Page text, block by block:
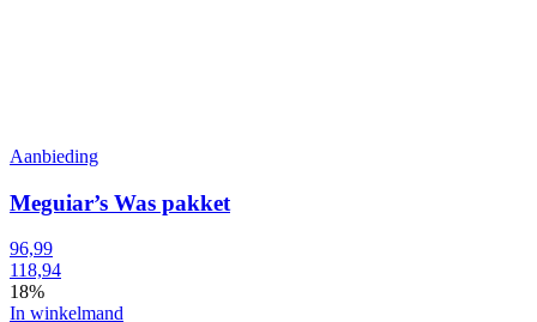
Aanbieding
Meguiar’s Was pakket
96,99
118,94
18%
In winkelmand